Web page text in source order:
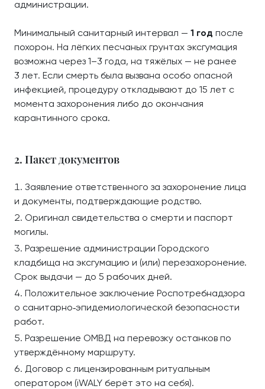
администрации.
Минимальный санитарный интервал — 1 год после
похорон. На лёгких песчаных грунтах эксгумация
возможна через 1–3 года, на тяжёлых — не ранее
3 лет. Если смерть была вызвана особо опасной
инфекцией, процедуру откладывают до 15 лет с
момента захоронения либо до окончания
карантинного срока.
2. Пакет документов
Заявление ответственного за захоронение лица
и документы, подтверждающие родство.
Оригинал свидетельства о смерти и паспорт
могилы.
Разрешение администрации Городского
кладбища на эксгумацию и (или) перезахоронение.
Срок выдачи — до 5 рабочих дней.
Положительное заключение Роспотребнадзора
о санитарно‑эпидемиологической безопасности
работ.
Разрешение ОМВД на перевозку останков по
утверждённому маршруту.
Договор с лицензированным ритуальным
оператором (iWALY берёт это на себя).